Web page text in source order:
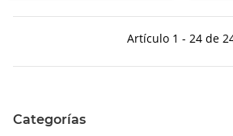
Artículo 1 - 24 de
Categorías